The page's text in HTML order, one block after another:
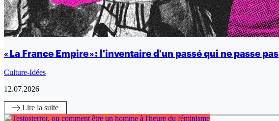
« La France Empire » : l'inventaire d'un passé qui ne passe pas
Culture-Idées
12.07.2026
Lire la suite